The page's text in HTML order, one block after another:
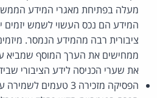
מעלה בפתיחת מאגרי המידע
המידע הם נכס העשוי לשמש יזמים
ציבורית רבה מהמידע הנמסר.
ממחישים את הערך המוסף שמביא
את שערי הכניסה לידע הציבורי